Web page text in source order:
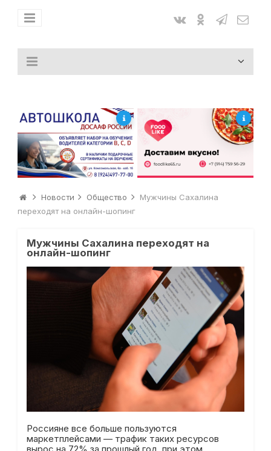
Новости Общество
Мужчины Сахалина
переходят на онлайн-шопинг
Мужчины Сахалина переходят на
онлайн-шопинг
Россияне все больше пользуются
маркетплейсами — трафик таких ресурсов